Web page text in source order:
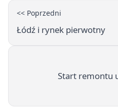
<< Poprzedni
Łódź i rynek pierwotny
Start remontu